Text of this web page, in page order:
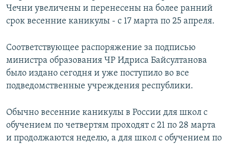
Чечни увеличены и перенесены на более ранний
срок весенние каникулы - с 17 марта по 25 апреля.
Соответствующее распоряжение за подписью
министра образования ЧР Идриса Байсултанова
было издано сегодня и уже поступило во все
подведомственные учреждения республики.
Обычно весенние каникулы в России для школ с
обучением по четвертям проходят с 21 по 28 марта
и продолжаются неделю, а для школ с обучением по